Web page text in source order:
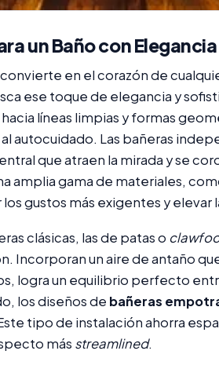
un Baño con
en el corazón de
ese toque de elegancia y
líneas limpias y formas
al autocuidado. Las bañeras
que atraen la mirada y se
amplia gama de materiales,
gustos más exigentes y elevar
clásicas, las de patas o
Incorporan un aire de antaño
logra un equilibrio perfecto
los diseños de bañeras
tipo de instalación ahorra
más streamlined.